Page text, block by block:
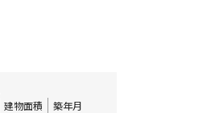
建物面積 築年月